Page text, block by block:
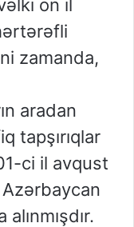
on il
zamanda,
aradan
tapşırıqlar
ci il avqust
Azərbaycan